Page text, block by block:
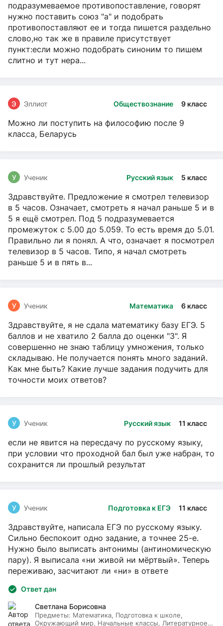
подразумеваемое противопоставление, говорят
нужно поставить союз "а" и подобрать
противопоставляют ее и тогда пишется раздельно
слово,но так же в правиле присутствует
пункт:если можно подобрать синоним то пишем
слитно и тут нера...
Обществознание 9 класс
Э Эллиот
Можно ли поступить на философию после 9
класса, Беларусь
Русский язык 5 класс
У Ученик
Здравствуйте. Предложение я смотрел телевизор
в 5 часов. Означает, смотреть я начал раньше 5 и в
5 я ещё смотрел. Под 5 подразумевается
промежуток с 5.00 до 5.059. То есть время до 5.01.
Правильно ли я понял. А что, означает я посмотрел
телевизор в 5 часов. Типо, я начал смотреть
раньше 5 и в пять в...
Математика 6 класс
У Ученик
Здравствуйте, я не сдала математику базу ЕГЭ. 5
баллов и не хватило 2 балла до оценки "3". Я
совершенно не знаю таблицу умножения, только
складываю. Не получается понять много заданий.
Как мне быть? Какие лучше задания подучить для
точности моих ответов?
Русский язык 11 класс
У Ученик
если не явится на пересдачу по русскому языку,
при условии что проходной бал был уже набран, то
сохранится ли прошлый результат
Подготовка к ЕГЭ 11 класс
У Ученик
Здравствуйте, написала ЕГЭ по русскому языку.
Сильно беспокоит одно задание, а точнее 25-е.
Нужно было выписать антонимы (антиномическую
пару). Я выписала «ни живой ни мёртвый». Теперь
переживаю, засчитают ли «ни» в ответе
Ответ дан
Светлана Борисовна
Предметы: Математика, Подготовка к школе,
Окружающий мир, Начальные классы, Литературное